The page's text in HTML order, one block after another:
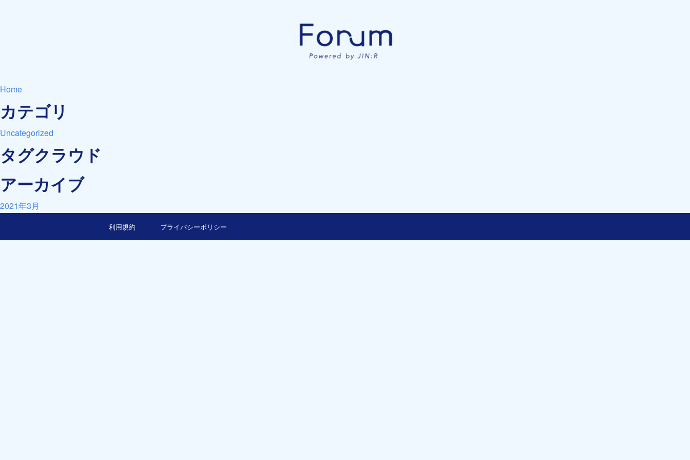
Home
カテゴリ
Uncategorized
タグクラウド
アーカイブ
2021年3月
利用規約 プライバシーポリシー